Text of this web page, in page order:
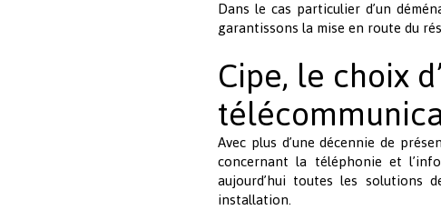
Dans le cas particulier d’un
garantissons la mise en route du
Cipe, le choix
Avec plus d’une décennie de
concernant la téléphonie et
aujourd’hui toutes les solutions
installation.